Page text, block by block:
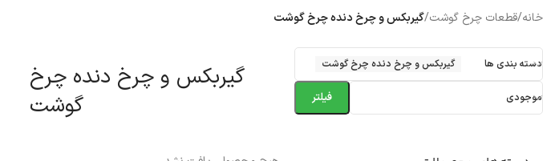
خانه/قطعات چرخ گوشت/گیربکس و چرخ دنده چرخ گوشت
دسته بندی ها گیربکس و چرخ دنده چرخ گوشت
موجودی فیلتر
گیربکس و چرخ دنده چرخ
گوشت